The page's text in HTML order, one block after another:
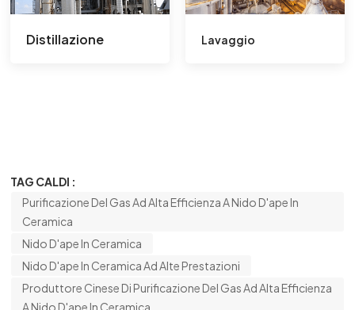
Distillazione Lavaggio
TAG CALDI :
Purificazione Del Gas Ad Alta Efficienza A Nido D'ape In
Ceramica
Nido D'ape In Ceramica
Nido D'ape In Ceramica Ad Alte Prestazioni
Produttore Cinese Di Purificazione Del Gas Ad Alta Efficienza
A Nido D'ape In Ceramica